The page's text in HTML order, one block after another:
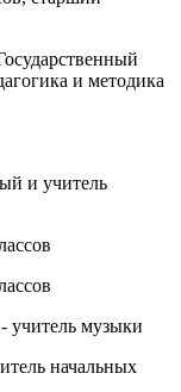
и методика
и учитель
учитель музыки
начальных